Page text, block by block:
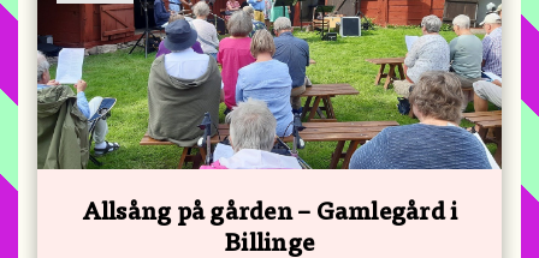
Allsång på gården – Gamlegård i
Billinge